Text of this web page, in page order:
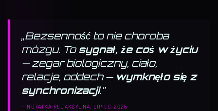
„Bezsenność to nie choroba
mózgu. Tosygnał, że coś w życiu
— zegar biologiczny, ciało,
relacje, oddech — wymknęło się z
synchronizacji.”
— NOTATKA REDAKCYJNA, LIPIEC 2026